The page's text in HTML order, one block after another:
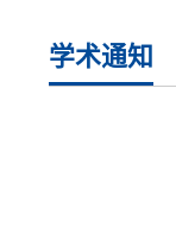
学术通知